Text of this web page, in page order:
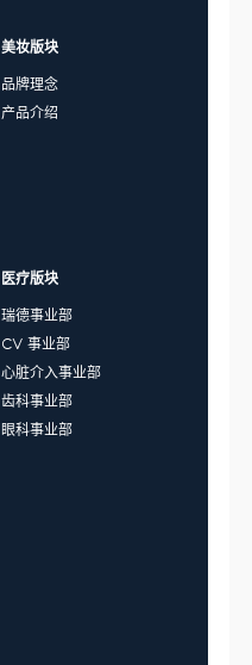
美妆版块
品牌理念
产品介绍
医疗版块
瑞德事业部
CV 事业部
心脏介入事业部
齿科事业部
眼科事业部